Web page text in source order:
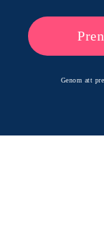
Genom att